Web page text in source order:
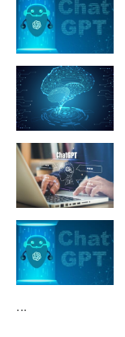
...